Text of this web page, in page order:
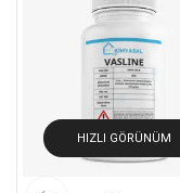
HIZLI GÖRÜNÜM